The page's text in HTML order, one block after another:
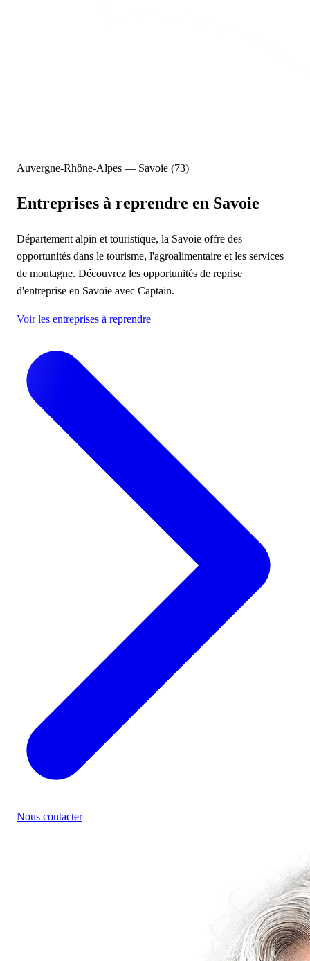
Auvergne-Rhône-Alpes — Savoie (73)
Entreprises à reprendre en Savoie
Département alpin et touristique, la Savoie offre des
opportunités dans le tourisme, l'agroalimentaire et les services
de montagne. Découvrez les opportunités de reprise
d'entreprise en Savoie avec Captain.
Voir les entreprises à reprendre
Nous contacter